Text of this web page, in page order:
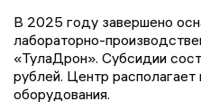
В 2025 году завершено
лабораторно-
«ТулаДрон». Субсидии
рублей. Центр
оборудования.